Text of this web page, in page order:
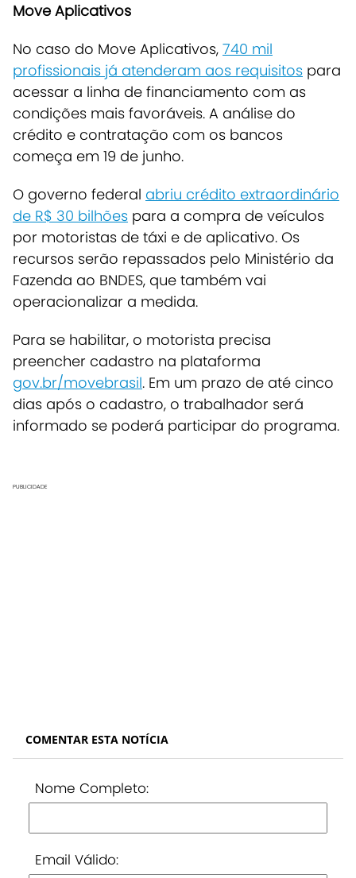
Move Aplicativos
No caso do Move Aplicativos, 740 mil
profissionais já atenderam aos requisitos para
acessar a linha de financiamento com as
condições mais favoráveis. A análise do
crédito e contratação com os bancos
começa em 19 de junho.
O governo federal abriu crédito extraordinário
de R$ 30 bilhões para a compra de veículos
por motoristas de táxi e de aplicativo. Os
recursos serão repassados pelo Ministério da
Fazenda ao BNDES, que também vai
operacionalizar a medida.
Para se habilitar, o motorista precisa
preencher cadastro na plataforma
gov.br/movebrasil. Em um prazo de até cinco
dias após o cadastro, o trabalhador será
informado se poderá participar do programa.
PUBLICIDADE
COMENTAR ESTA NOTÍCIA
Nome Completo:
Email Válido: